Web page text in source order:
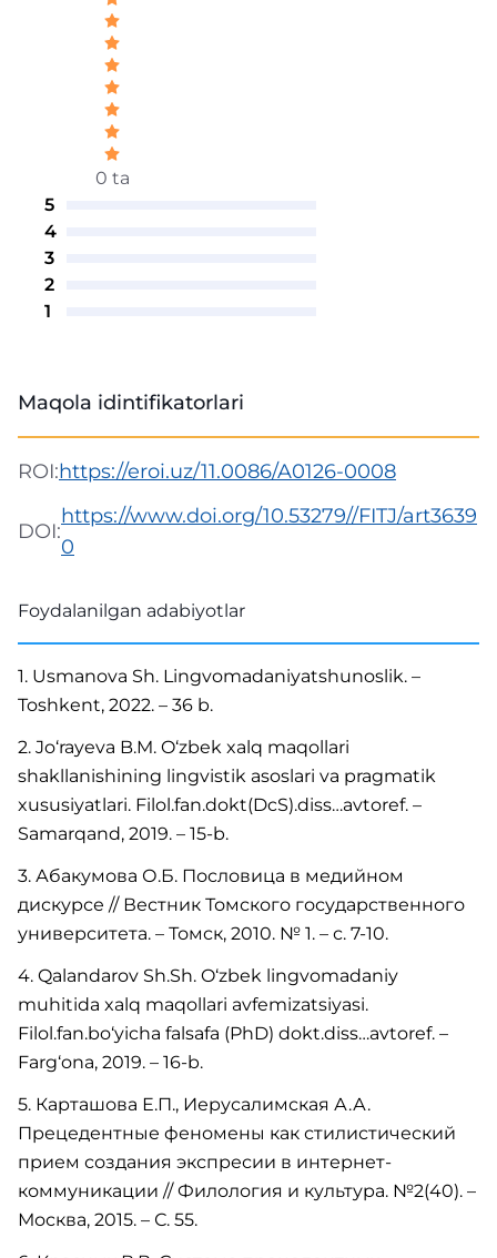
0 ta
5
4
3
2
1
Maqola idintifikatorlari
ROI:https://eroi.uz/11.0086/A0126-0008
DOI:
https://www.doi.org/10.53279//FITJ/art3639
0
Foydalanilgan adabiyotlar
1. Usmanova Sh. Lingvomadaniyatshunoslik. –
Toshkent, 2022. – 36 b.
2. Jo‘rayeva B.M. O‘zbek xalq maqollari
shakllanishining lingvistik asoslari va pragmatik
xususiyatlari. Filol.fan.dokt(DcS).diss…avtoref. –
Samarqand, 2019. – 15-b.
3. Абакумова О.Б. Пословица в медийном
дискурсе // Вестник Томского государственного
университета. – Томск, 2010. № 1. – с. 7-10.
4. Qalandarov Sh.Sh. O‘zbek lingvomadaniy
muhitida xalq maqollari avfemizatsiyasi.
Filol.fan.bo‘yicha falsafa (PhD) dokt.diss…avtoref. –
Farg‘ona, 2019. – 16-b.
5. Карташова Е.П., Иерусалимская А.А.
Прецедентные феномены как стилистический
прием создания экспресии в интернет-
коммуникации // Филология и культура. №2(40). –
Москва, 2015. – С. 55.